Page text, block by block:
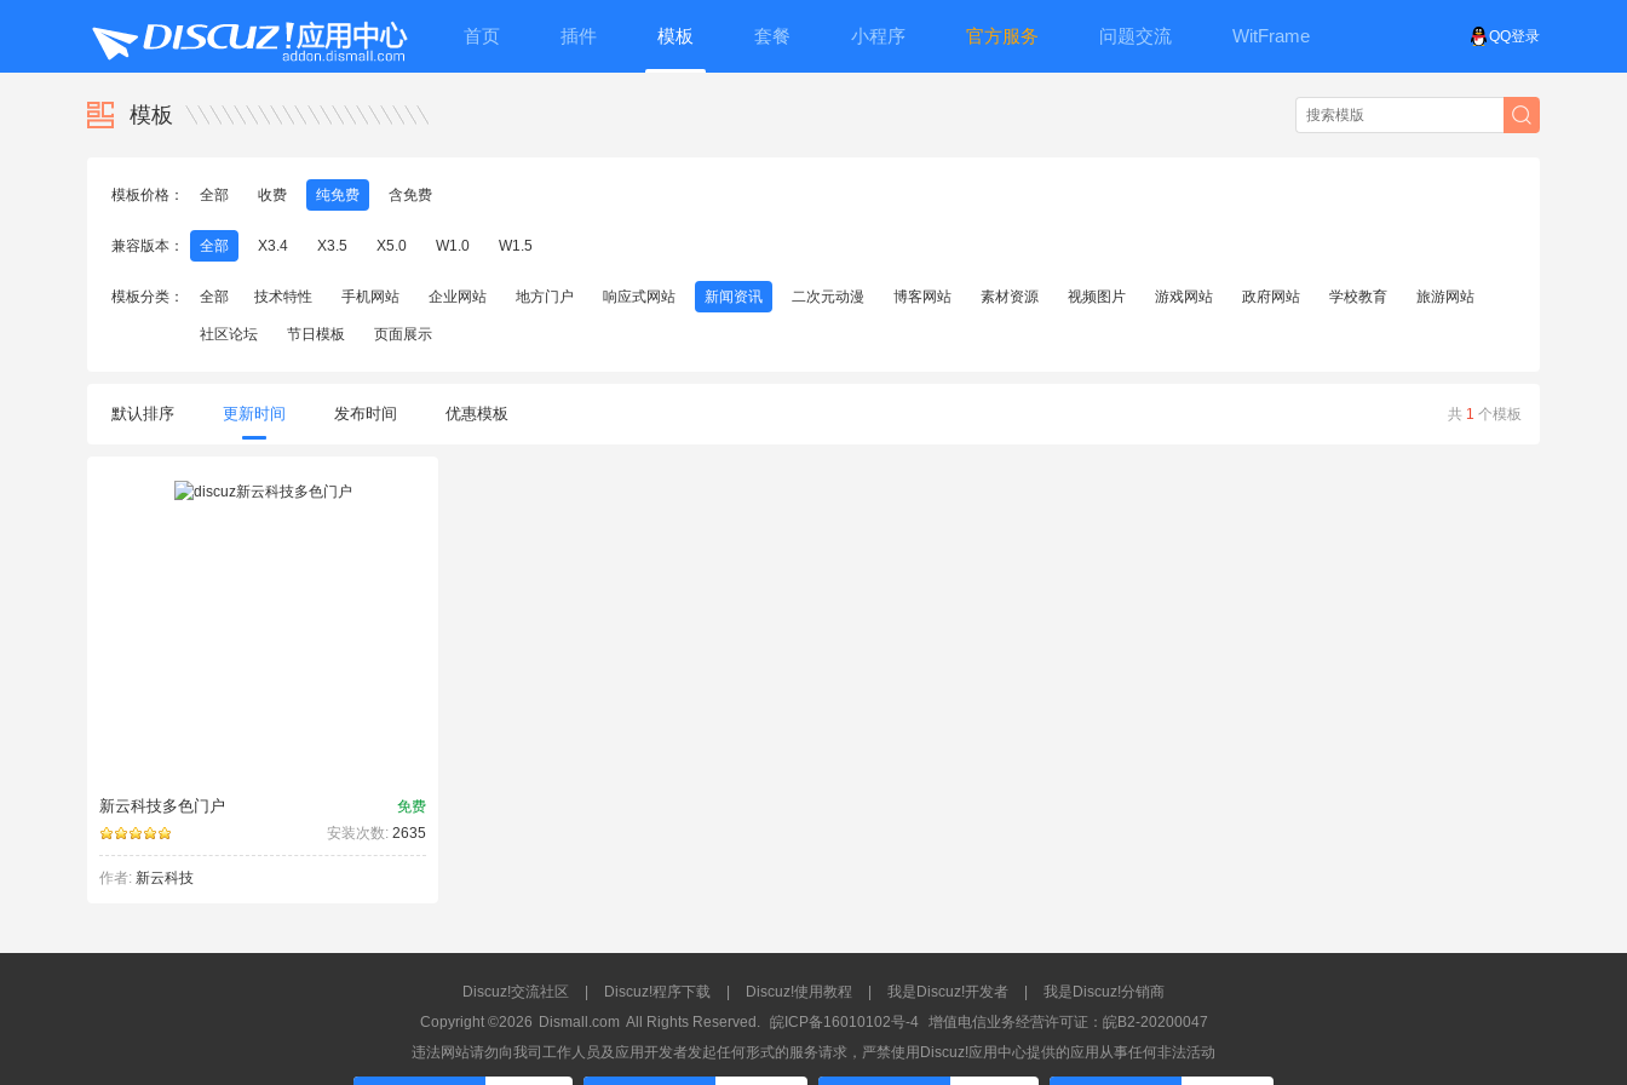
QQ登录
首页 插件 模板 套餐 小程序 官方服务 问题交流 WitFrame
模板
模板价格： 全部 收费 纯免费 含免费
兼容版本： 全部 X3.4 X3.5 X5.0 W1.0 W1.5
模板分类： 全部 技术特性 手机网站 企业网站 地方门户 响应式网站 新闻资讯 二次元动漫 博客网站 素材资源 视频图片 游戏网站 政府网站 学校教育 旅游网站
社区论坛 节日模板 页面展示
共 1 个模板
默认排序 更新时间 发布时间 优惠模板
免费
新云科技多色门户
安装次数: 2635
作者: 新云科技
Discuz!交流社区 Discuz!程序下载 Discuz!使用教程 我是Discuz!开发者
我是Discuz!分销商
Copyright ©2026 Dismall.com All Rights Reserved. 皖ICP备16010102号-4
增值电信业务经营许可证：皖B2-20200047
违法网站请勿向我司工作人员及应用开发者发起任何形式的服务请求，严禁使用Discuz!应用中心提供的应用从事任何非法活动